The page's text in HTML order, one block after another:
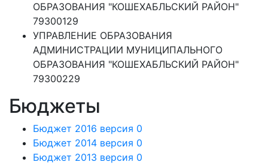
ОБРАЗОВАНИЯ "КОШЕХАБЛЬСКИЙ РАЙОН"
79300129
УПРАВЛЕНИЕ ОБРАЗОВАНИЯ
АДМИНИСТРАЦИИ МУНИЦИПАЛЬНОГО
ОБРАЗОВАНИЯ "КОШЕХАБЛЬСКИЙ РАЙОН"
79300229
Бюджеты
Бюджет 2016 версия 0
Бюджет 2014 версия 0
Бюджет 2013 версия 0